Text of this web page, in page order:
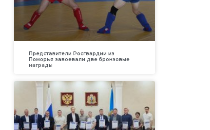
Представители Росгвардии из
Поморья завоевали две бронзовые
награды